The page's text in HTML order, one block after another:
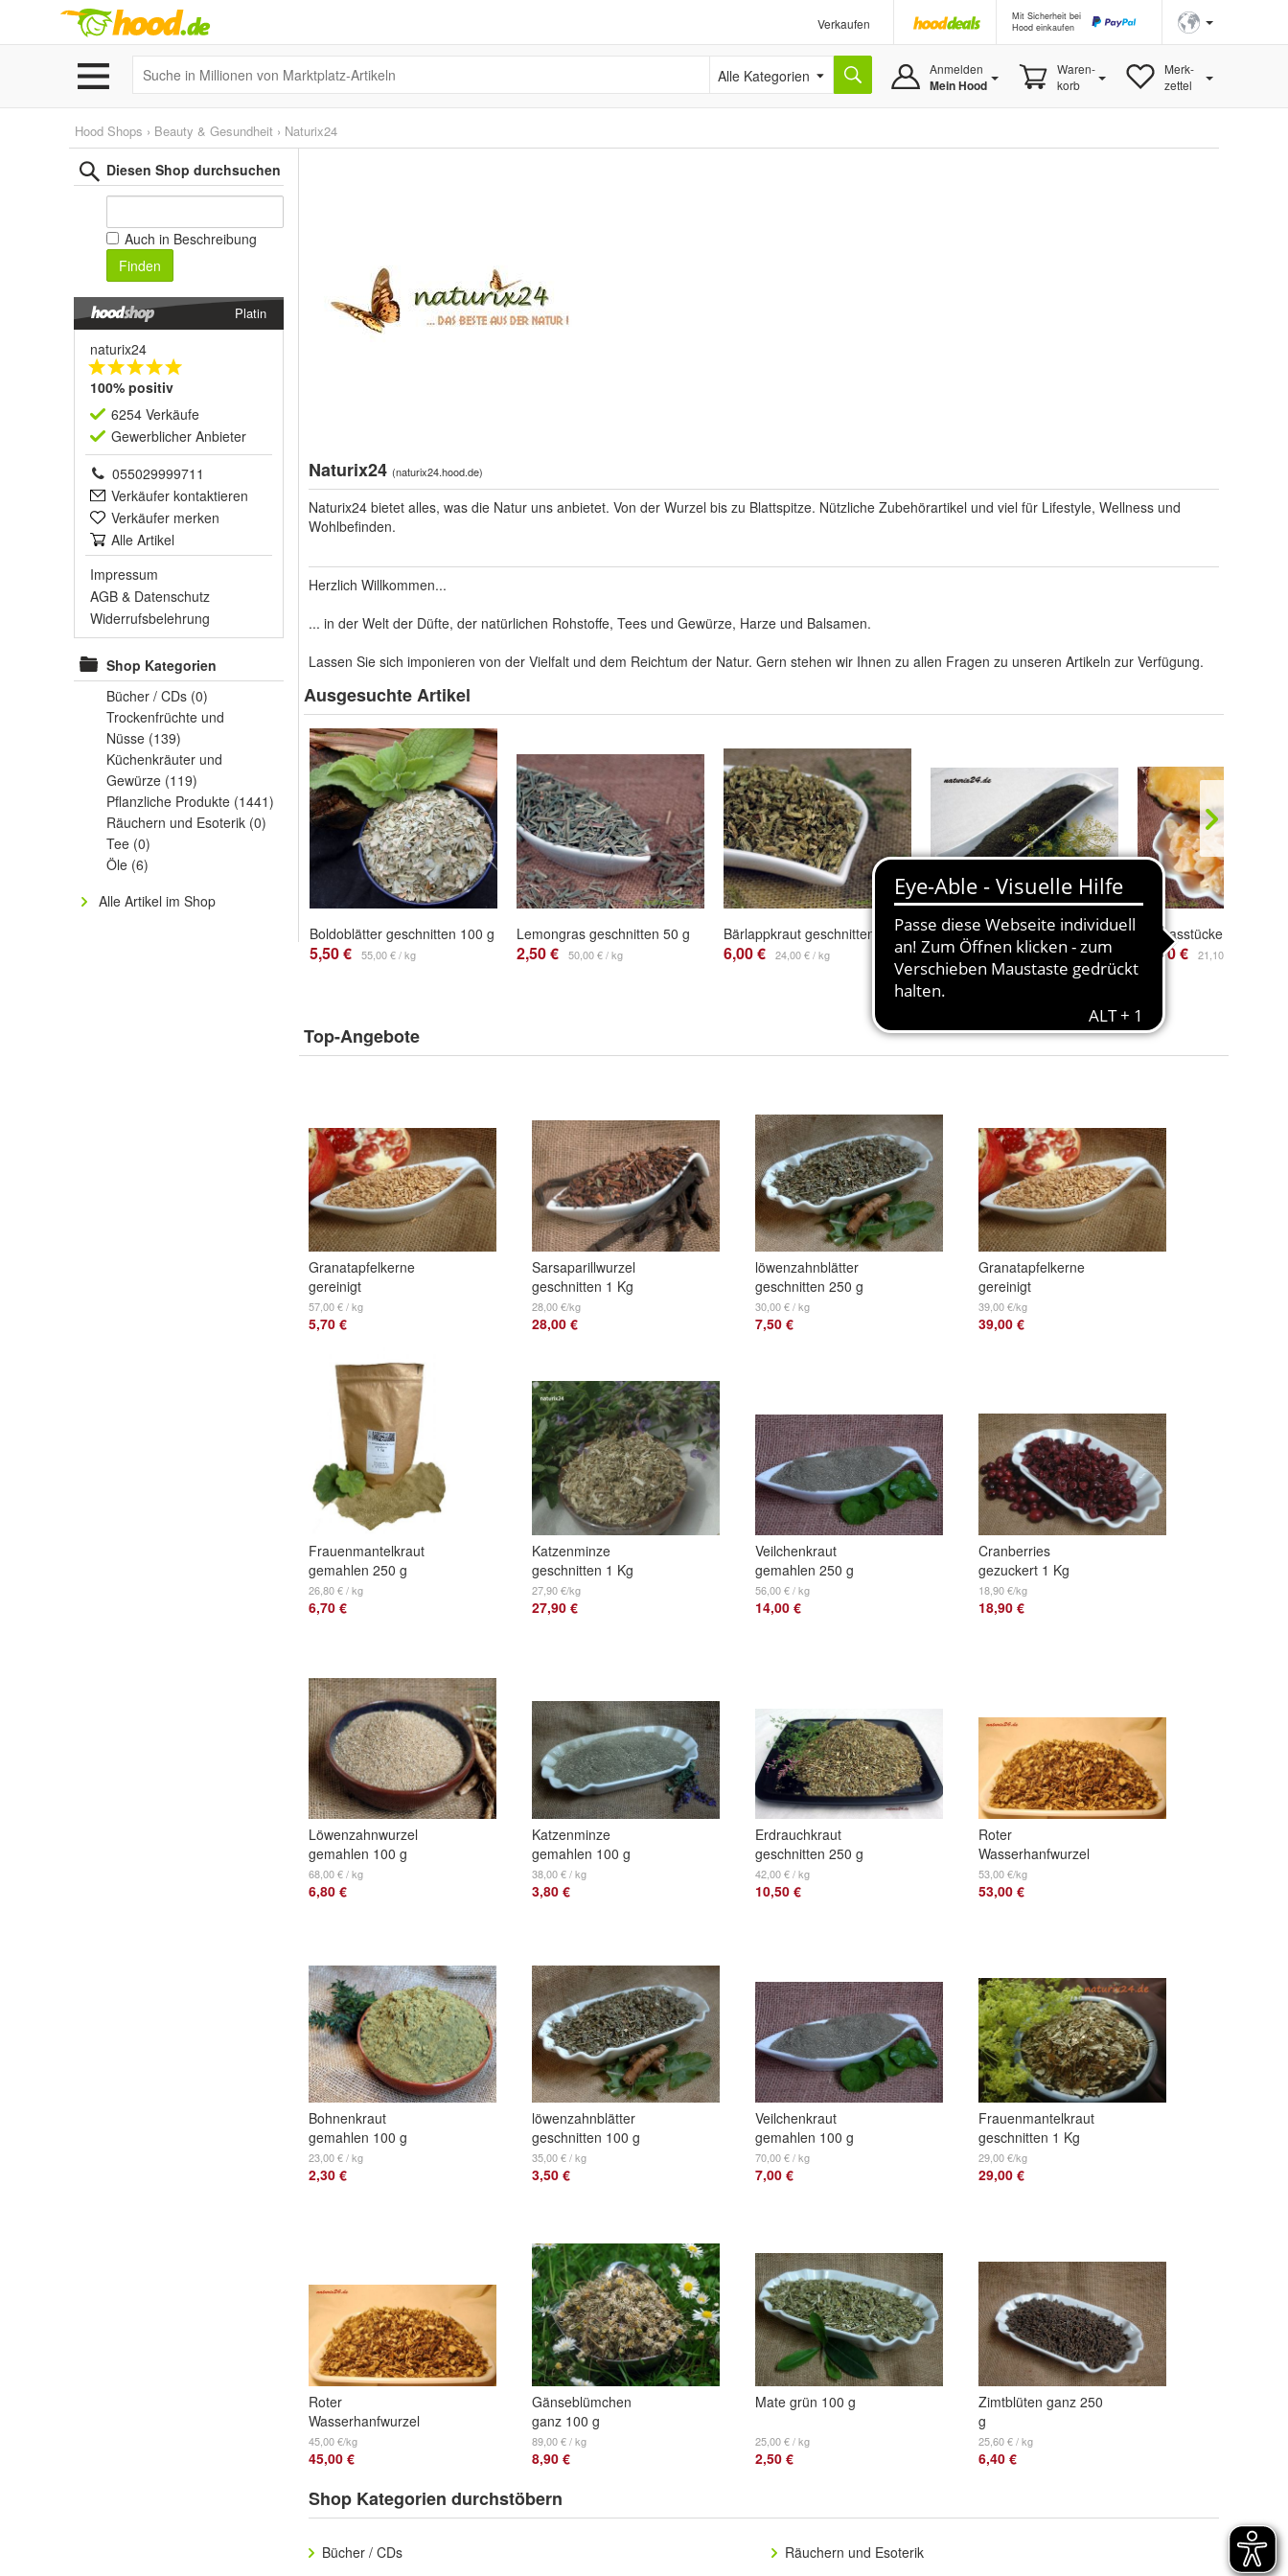
Verkaufen
Mit Sicherheit bei
Hood einkaufen
Alle Kategorien Anmelden
Mein Hood
Waren-
korb
Merk-
zettel
Hood Shops › Beauty & Gesundheit › Naturix24
Diesen Shop durchsuchen
Auch in Beschreibung
Finden
Platin
naturix24
100% positiv
6254 Verkäufe
Gewerblicher Anbieter
055029999711
Verkäufer kontaktieren
Verkäufer merken
Alle Artikel
Impressum
AGB & Datenschutz
Widerrufsbelehrung
Shop Kategorien
Bücher / CDs (0)
Trockenfrüchte und
Nüsse (139)
Küchenkräuter und
Gewürze (119)
Pflanzliche Produkte (1441)
Räuchern und Esoterik (0)
Tee (0)
Öle (6)
Alle Artikel im Shop
Naturix24 (naturix24.hood.de)
Naturix24 bietet alles, was die Natur uns anbietet. Von der Wurzel bis zu Blattspitze. Nützliche Zubehörartikel und viel für Lifestyle, Wellness und
Wohlbefinden.
Herzlich Willkommen...
... in der Welt der Düfte, der natürlichen Rohstoffe, Tees und Gewürze, Harze und Balsamen.
Lassen Sie sich imponieren von der Vielfalt und dem Reichtum der Natur. Gern stehen wir Ihnen zu allen Fragen zu unseren Artikeln zur Verfügung.
Ausgesuchte Artikel
Boldoblätter geschnitten 100 g
5,50 € 55,00 € / kg
Lemongras geschnitten 50 g
2,50 € 50,00 € / kg
Bärlappkraut geschnitten 250 g
6,00 € 24,00 € / kg
Dillspitzen gerebelt 250 g
9,00 € 36,00 € / kg
Ananasstücke
21,10 € 21,10 € / kg
Top-Angebote
Granatapfelkerne
gereinigt
57,00 € / kg
5,70 €
Sarsaparillwurzel
geschnitten 1 Kg
28,00 €/kg
28,00 €
löwenzahnblätter
geschnitten 250 g
30,00 € / kg
7,50 €
Granatapfelkerne
gereinigt
39,00 €/kg
39,00 €
Frauenmantelkraut
gemahlen 250 g
26,80 € / kg
6,70 €
Katzenminze
geschnitten 1 Kg
27,90 €/kg
27,90 €
Veilchenkraut
gemahlen 250 g
56,00 € / kg
14,00 €
Cranberries
gezuckert 1 Kg
18,90 €/kg
18,90 €
Löwenzahnwurzel
gemahlen 100 g
68,00 € / kg
6,80 €
Katzenminze
gemahlen 100 g
38,00 € / kg
3,80 €
Erdrauchkraut
geschnitten 250 g
42,00 € / kg
10,50 €
Roter
Wasserhanfwurzel
ganz 1 Kg
53,00 €/kg
53,00 €
Bohnenkraut
gemahlen 100 g
23,00 € / kg
2,30 €
löwenzahnblätter
geschnitten 100 g
35,00 € / kg
3,50 €
Veilchenkraut
gemahlen 100 g
70,00 € / kg
7,00 €
Frauenmantelkraut
geschnitten 1 Kg
29,00 €/kg
29,00 €
Roter
Wasserhanfwurzel
geschnitten 1 Kg
45,00 €/kg
45,00 €
Gänseblümchen
ganz 100 g
89,00 € / kg
8,90 €
Mate grün 100 g
25,00 € / kg
2,50 €
Zimtblüten ganz 250
g
25,60 € / kg
6,40 €
Shop Kategorien durchstöbern
Bücher / CDs
Räuchern und Esoterik